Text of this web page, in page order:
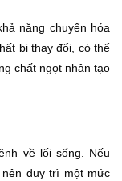
năng chuyển hóa
bị thay đổi, có thể
chất ngọt nhân tạo
về lối sống. Nếu
duy trì một mức